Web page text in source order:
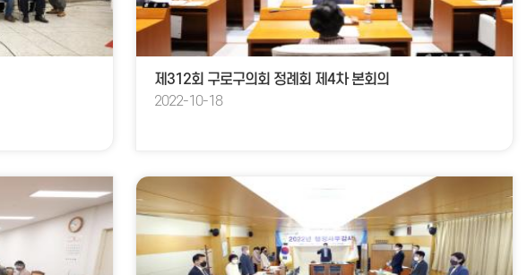
제312회 구로구의회 정례회 제4차 본회의
2022-10-18